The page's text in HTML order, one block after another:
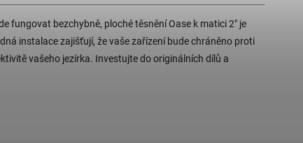
fungovat bezchybně, ploché těsnění Oase k matici 2" je
instalace zajišťují, že vaše zařízení bude chráněno proti
vašeho jezírka. Investujte do originálních dílů a